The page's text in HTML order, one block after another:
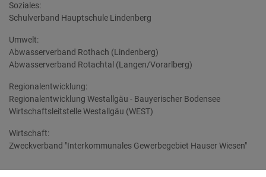
Soziales:
Schulverband Hauptschule Lindenberg
Umwelt:
Abwasserverband Rothach (Lindenberg)
Abwasserverband Rotachtal (Langen/Vorarlberg)
Regionalentwicklung:
Regionalentwicklung Westallgäu - Bauyerischer Bodensee
Wirtschaftsleitstelle Westallgäu (WEST)
Wirtschaft:
Zweckverband "Interkommunales Gewerbegebiet Hauser Wiesen"